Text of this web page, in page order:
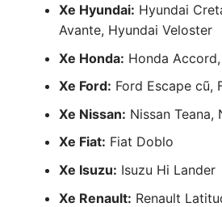
Xe Hyundai: Hyundai
Avante, Hyundai Veloster
Xe Honda: Honda
Xe Ford: Ford Escape cũ,
Xe Nissan: Nissan Teana,
Xe Fiat: Fiat Doblo
Xe Isuzu: Isuzu Hi Lander
Xe Renault: Renault